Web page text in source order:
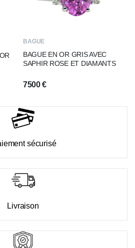
BAGUE
BAGUE EN OR GRIS AVEC
SAPHIR ROSE ET DIAMANTS
7500€
sécurisé
Livraison